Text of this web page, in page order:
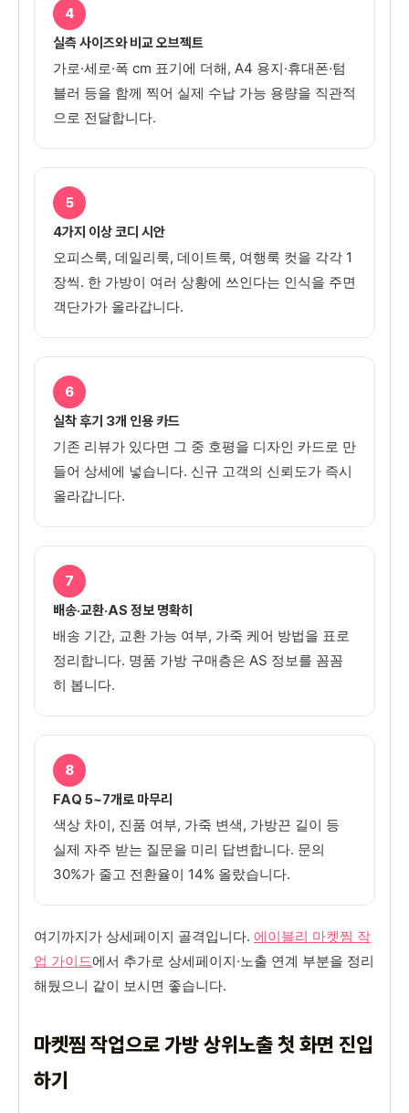
4
실측 사이즈와 비교 오브젝트
가로·세로·폭 cm 표기에 더해, A4 용지·휴대폰·텀
블러 등을 함께 찍어 실제 수납 가능 용량을 직관적
으로 전달합니다.
5
4가지 이상 코디 시안
오피스룩, 데일리룩, 데이트룩, 여행룩 컷을 각각 1
장씩. 한 가방이 여러 상황에 쓰인다는 인식을 주면
객단가가 올라갑니다.
6
실착 후기 3개 인용 카드
기존 리뷰가 있다면 그 중 호평을 디자인 카드로 만
들어 상세에 넣습니다. 신규 고객의 신뢰도가 즉시
올라갑니다.
7
배송·교환·AS 정보 명확히
배송 기간, 교환 가능 여부, 가죽 케어 방법을 표로
정리합니다. 명품 가방 구매층은 AS 정보를 꼼꼼
히 봅니다.
8
FAQ 5~7개로 마무리
색상 차이, 진품 여부, 가죽 변색, 가방끈 길이 등
실제 자주 받는 질문을 미리 답변합니다. 문의
30%가 줄고 전환율이 14% 올랐습니다.
여기까지가 상세페이지 골격입니다. 에이블리 마켓찜 작
업 가이드에서 추가로 상세페이지·노출 연계 부분을 정리
해뒀으니 같이 보시면 좋습니다.
마켓찜 작업으로 가방 상위노출 첫 화면 진입
하기